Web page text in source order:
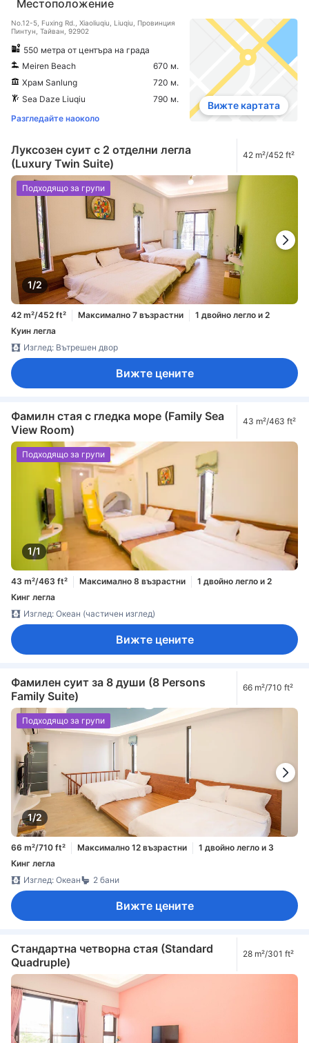
Местоположение
No.12-5, Fuxing Rd., Xiaoliuqiu, Liuqiu, Провинция
Пинтун, Тайван, 92902
550 метра от центъра на града
Meiren Beach
670 м.
Храм Sanlung
720 м.
Sea Daze Liuqiu
790 м.
Разгледайте наоколо
Вижте картата
Луксозен суит с 2 отделни легла
(Luxury Twin Suite)
42 m²/452 ft²
1/2
Подходящо за групи
42 m²/452 ft² Максимално 7 възрастни
1 двойно легло и 2
Куин легла
Изглед: Вътрешен двор
Вижте цените
Фамилн стая с гледка море (Family Sea
View Room)
43 m²/463 ft²
1/1
Подходящо за групи
43 m²/463 ft² Максимално 8 възрастни
1 двойно легло и 2
Кинг легла
Изглед: Океан (частичен изглед)
Вижте цените
Фамилен суит за 8 души (8 Persons
Family Suite)
66 m²/710 ft²
1/2
Подходящо за групи
66 m²/710 ft² Максимално 12 възрастни
1 двойно легло и 3
Кинг легла
Изглед: Океан
2 бани
Вижте цените
Стандартна четворна стая (Standard
Quadruple)
28 m²/301 ft²